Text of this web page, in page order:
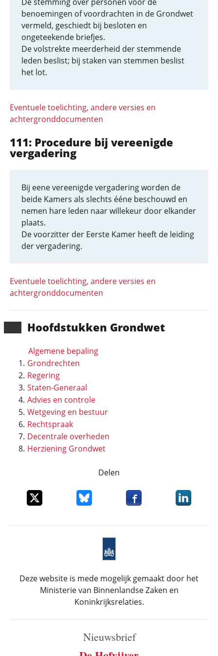
Hoofd­stukken Grondwet
Algemene bepaling
Grondrechten
Regering
Staten-Generaal
Advies en controle
Wetgeving en bestuur
Rechtspraak
Decentrale overheden
Herziening Grondwet
benoemingen of voordrachten in de Grondwet
vermeld, geschiedt bij besloten en
ongeteekende briefjes.
De volstrekte meerderheid der stemmende
leden beslist; bij staken van stemmen beslist
het lot.
Eventuele toelichting, andere versies en
achtergronddocumenten
111: Procedure bij vereenigde
vergadering
Bij eene vereenigde vergadering worden de
beide Kamers als slechts ééne beschouwd en
nemen hare leden naar willekeur door elkander
plaats.
De voorzitter der Eerste Kamer heeft de leiding
der vergadering.
Eventuele toelichting, andere versies en
achtergronddocumenten
Delen
Deel dit item op XDeel dit item op Bluesky
Deel dit item opDeel dit
Deze website is mede mogelijk gemaakt door het
Ministerie van Binnenlandse Zaken en
Koninkrijksrelaties.
Nieuwsbrief